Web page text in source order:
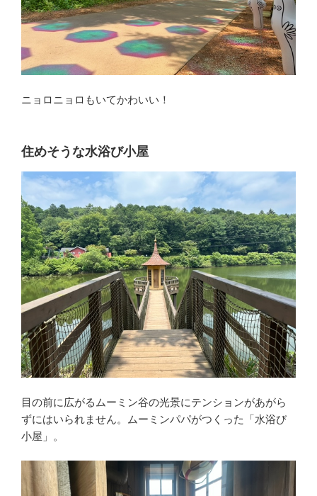
ニョロニョロもいてかわいい！
住めそうな水浴び小屋
目の前に広がるムーミン谷の光景にテンションがあがら
ずにはいられません。ムーミンパパがつくった「水浴び
小屋」。